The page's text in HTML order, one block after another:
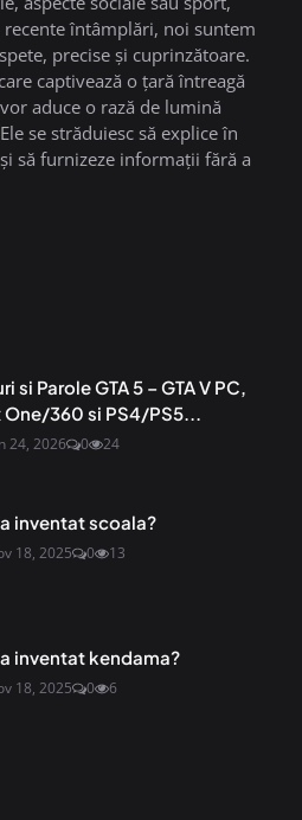
întâmplări, noi suntem
precise și cuprinzătoare.
captivează o țară întreagă
aduce o rază de lumină
se străduiesc să explice în
să furnizeze informații fără a
si Parole GTA 5 – GTA V PC,
360 si PS4/PS5...
24, 2026 0 24
inventat scoala?
18, 2025 0 13
inventat kendama?
18, 2025 0 6